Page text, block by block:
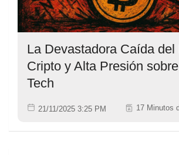
La Devastadora Caída del
Cripto y Alta Presión
Tech
21/11/2025 3:25 PM 17 Minutos